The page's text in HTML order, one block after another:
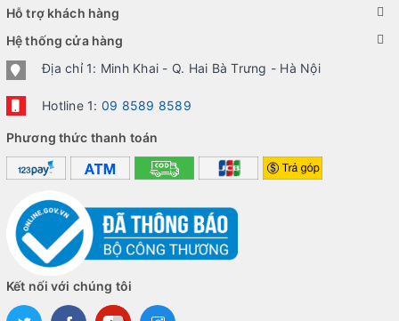
Hỗ trợ khách hàng
Hệ thống cửa hàng
Địa chỉ 1: Minh Khai - Q. Hai Bà Trưng - Hà Nội
Hotline 1: 09 8589 8589
Phương thức thanh toán
Kết nối với chúng tôi